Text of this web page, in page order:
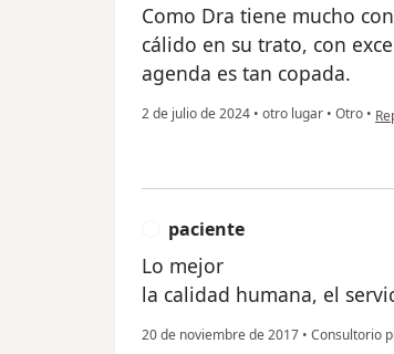
Como Dra tiene mucho
cálido en su trato, con
agenda es tan copada.
2 de julio de 2024 • otro lugar • Otro • en
paciente
Lo mejor
la calidad humana, el
20 de noviembre de 2017 • Consultorio